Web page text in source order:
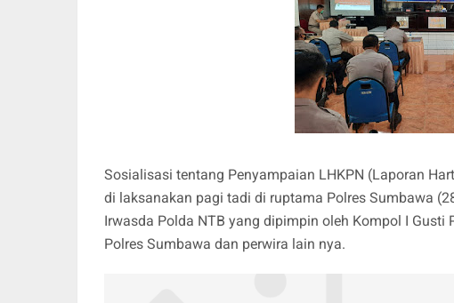
Sosialisasi tentang Penyampaian LHKPN (Laporan
di laksanakan pagi tadi di ruptama Polres Sumbawa
Irwasda Polda NTB yang dipimpin oleh Kompol I Gusti
Polres Sumbawa dan perwira lain nya.